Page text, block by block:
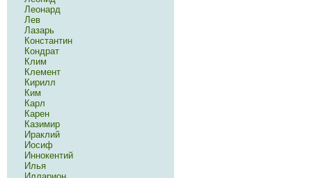
Леонард
Лев
Лазарь
Константин
Кондрат
Клим
Клемент
Кирилл
Ким
Карл
Карен
Казимир
Ираклий
Иосиф
Иннокентий
Илья